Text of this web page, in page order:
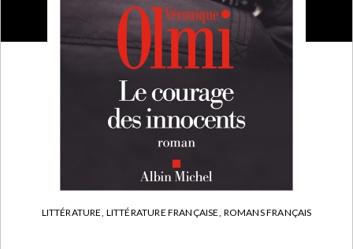
LITTÉRATURE, LITTÉRATURE FRANÇAISE, ROMANS FRANÇAIS